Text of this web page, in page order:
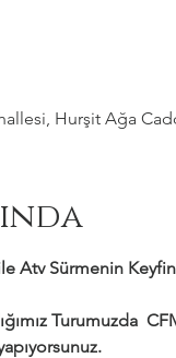
Hurşit Ağa
Atv Sürmenin
Turumuzda